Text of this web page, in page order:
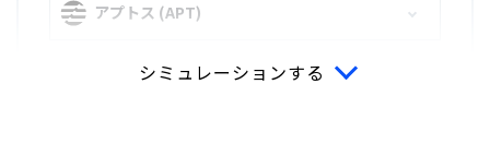
アプトス (APT)
シミュレーションする